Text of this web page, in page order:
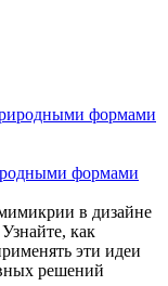
формами
в дизайне
как
эти идеи
решений